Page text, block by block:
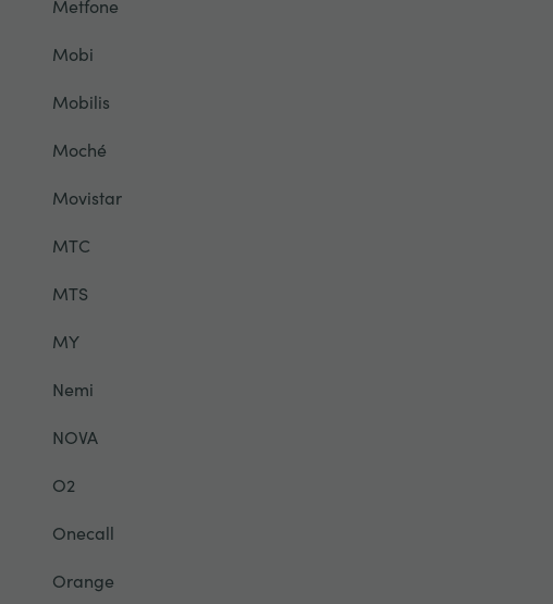
Metfone
Mobi
Mobilis
Moché
Movistar
MTC
MTS
MY
Nemi
NOVA
O2
Onecall
Orange